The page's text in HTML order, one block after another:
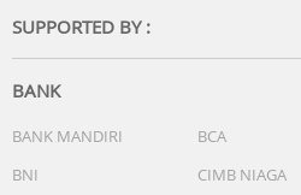
bermain.
Sentuhan Responsif: Dengan
volume, dan menjawab
sederhana. Sesuaikan
SUPPORTED BY :
BANK
BANK MANDIRI BCA
BNI
CIMB NIAGA